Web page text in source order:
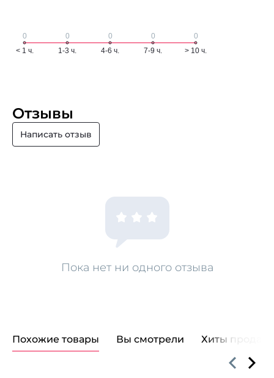
Отзывы
Написать отзыв
Пока нет ни одного отзыва
Похожие товары Вы смотрели Хиты продаж